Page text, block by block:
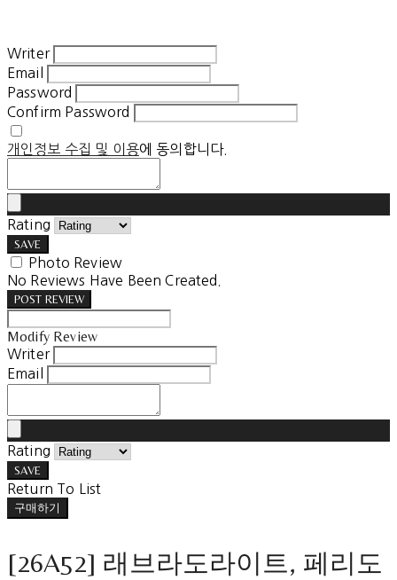
Writer
Email
Password
Confirm Password
개인정보 수집 및 이용에 동의합니다.
Rating
SAVE
Photo Review
No Reviews Have Been Created.
POST REVIEW
Modify Review
Writer
Email
Rating
SAVE
Return To List
구매하기
[26A52] 래브라도라이트, 페리도